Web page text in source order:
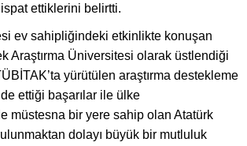
ettiklerini belirtti.
ev sahipliğindeki etkinlikte konuşan
Araştırma Üniversitesi olarak üstlendiği
yürütülen araştırma destekleme
ettiği başarılar ile ülke
müstesna bir yere sahip olan Atatürk
dolayı büyük bir mutluluk